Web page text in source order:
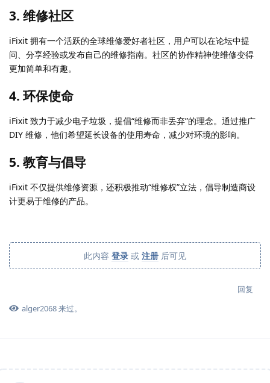
3. 维修社区
iFixit 拥有一个活跃的全球维修爱好者社区，用户可以在论坛中提
问、分享经验或发布自己的维修指南。社区的协作精神使维修变得
更加简单和有趣。
4.环保使命
iFixit 致力于减少电子垃圾，提倡“维修而非丢弃”的理念。通过推广
DIY 维修，他们希望延长设备的使用寿命，减少对环境的影响。
5. 教育与倡导
iFixit 不仅提供维修资源，还积极推动“维修权”立法，倡导制造商设
计更易于维修的产品。
此内容 登录 或 注册 后可见
回复
alger2068来过。